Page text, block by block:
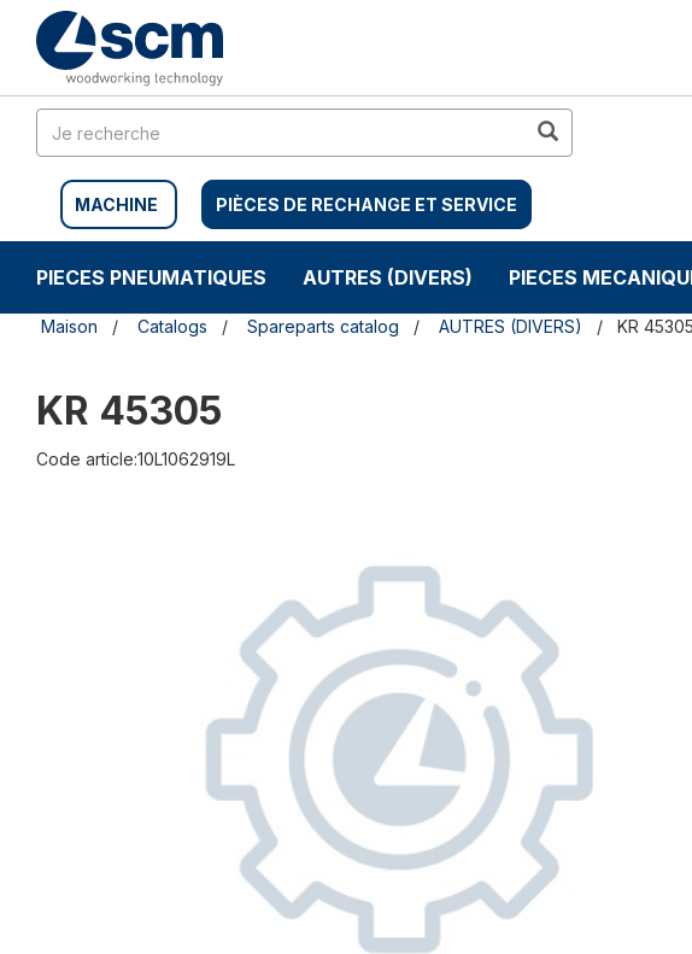
contenu
sauter
navigation
MACHINE PIÈCES DE RECHANGE ET SERVICE
PIECES PNEUMATIQUES AUTRES (DIVERS) PIECES
Maison Catalogs Spareparts catalog AUTRES (DIVERS) KR 45305
KR 45305
Code article:10L1062919L